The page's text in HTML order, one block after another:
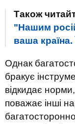
Також
"Нашим
ваша країна.
Однак
бракує
відкидає
поважає інші